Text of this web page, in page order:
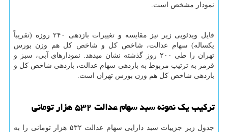
نمودار مشخص است.
فایل ویدئویی زیر نیز مقایسه و تغییرات بازدهی ۲۴۰ روزه (تقریباً
یکساله) سهام عدالت، شاخص کل و شاخص کل هم وزن بورس
تهران را طی ۲۰۰ روز گذشته نشان میدهد. نمودارهای آبی، سبز و
قرمز به ترتیب مربوط به بازدهی سهام عدالت، بازدهی شاخص کل و
بازدهی شاخص کل هم وزن بورس تهران است.
ترکیب یک نمونه سبد سهام عدالت ۵۳۲ هزار تومانی
جدول زیر جزییات سبد دارایی سهام عدالت ۵۳۲ هزار تومانی را به